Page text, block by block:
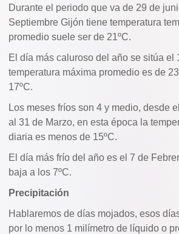
Durante el periodo que va de 29 de
Septiembre Gijón tiene temperatura
promedio suele ser de 21ºC.
El día más caluroso del año se sitúa el
temperatura máxima promedio es de
17ºC.
Los meses fríos son 4 y medio, desde
al 31 de Marzo, en esta época la
diaria es menos de 15ºC.
El día más frío del año es el 7 de
baja a los 7ºC.
Precipitación
Hablaremos de días mojados, esos
por lo menos 1 milímetro de líquido o